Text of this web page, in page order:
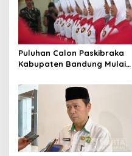
Puluhan Calon Paskibraka
Kabupaten Bandung Mulai